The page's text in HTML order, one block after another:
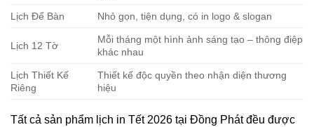
Lịch Để Bàn Nhỏ gọn, tiện dụng, có in logo & slogan
Lịch 12 Tờ
Mỗi tháng một hình ảnh sáng tạo – thông điệp
khác nhau
Lịch Thiết Kế
Riêng
Thiết kế độc quyền theo nhận diện thương
hiệu
Tất cả sản phẩm lịch in Tết 2026 tại Đồng Phát đều được